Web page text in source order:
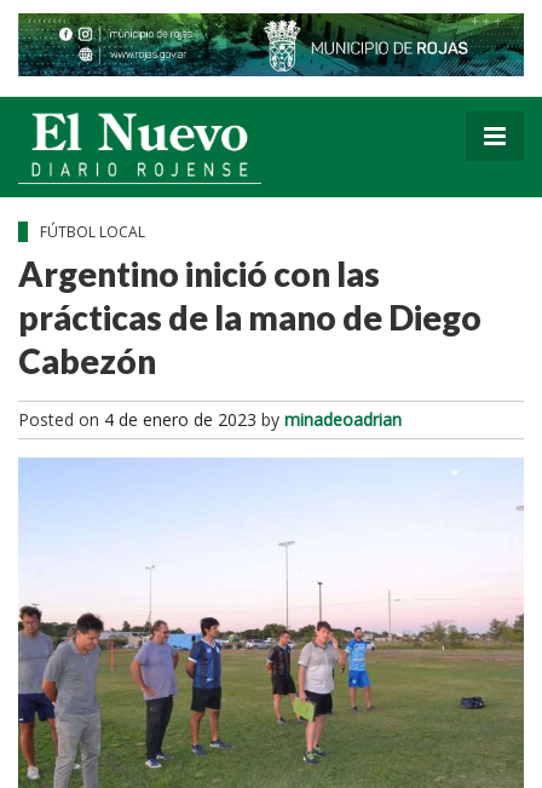
FÚTBOL LOCAL
Argentino inició con las
prácticas de la mano de Diego
Cabezón
Posted on 4 de enero de 2023 by minadeoadrian